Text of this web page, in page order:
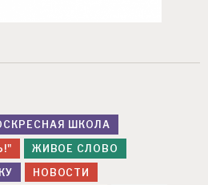
ШКОЛА
ЖИВОЕ СЛОВО
НОВОСТИ